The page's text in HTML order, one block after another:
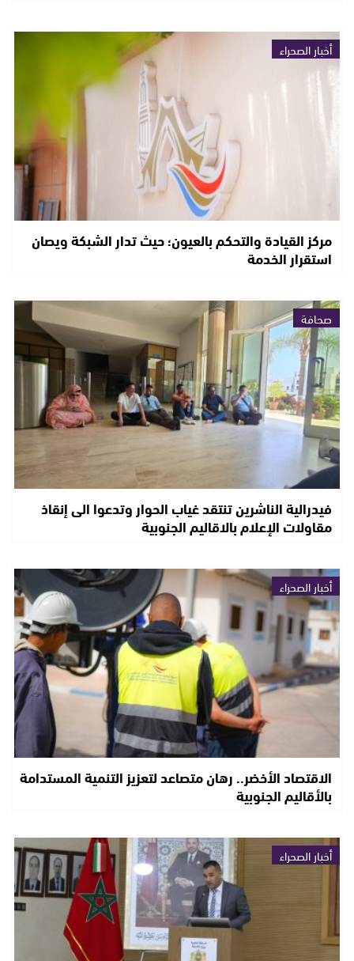
أخبار الصحراء
مركز القيادة والتحكم بالعيون؛ حيث تدار الشبكة ويصان
استقرار الخدمة
صحافة
فيدرالية الناشرين تنتقد غياب الحوار وتدعوا الى إنقاذ
مقاولات الإعلام بالاقاليم الجنوبية
أخبار الصحراء
الاقتصاد الأخضر.. رهان متصاعد لتعزيز التنمية المستدامة
بالأقاليم الجنوبية
أخبار الصحراء